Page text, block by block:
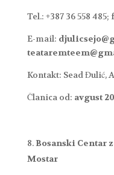
Tel.: +387 36 558 485;
E-mail:
Kontakt: Sead Đulić,
Članica od: avgust
Bosanski Centar
Mostar